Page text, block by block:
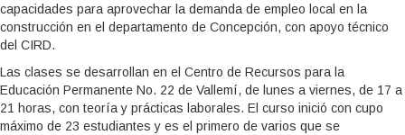
capacidades para aprovechar la demanda de empleo local en la
construcción en el departamento de Concepción, con apoyo técnico
del CIRD.
Las clases se desarrollan en el Centro de Recursos para la
Educación Permanente No. 22 de Vallemí, de lunes a viernes, de 17 a
21 horas, con teoría y prácticas laborales. El curso inició con cupo
máximo de 23 estudiantes y es el primero de varios que se